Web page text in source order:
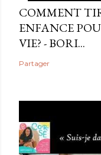
COMMENT
ENFANCE
VIE? - BORI...
Partager